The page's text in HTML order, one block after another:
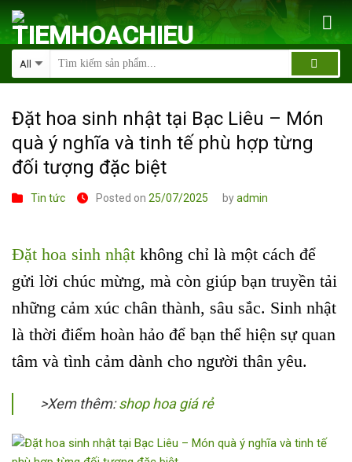
Skip
to
content
Đặt hoa sinh nhật tại Bạc Liêu – Món
quà ý nghĩa và tinh tế phù hợp từng
đối tượng đặc biệt
Tin tức Posted on 25/07/2025 byadmin
Đặt hoa sinh nhật không chỉ là một cách để
gửi lời chúc mừng, mà còn giúp bạn truyền tải
những cảm xúc chân thành, sâu sắc. Sinh nhật
là thời điểm hoàn hảo để bạn thể hiện sự quan
tâm và tình cảm dành cho người thân yêu.
>Xem thêm:shop hoa giá rẻ